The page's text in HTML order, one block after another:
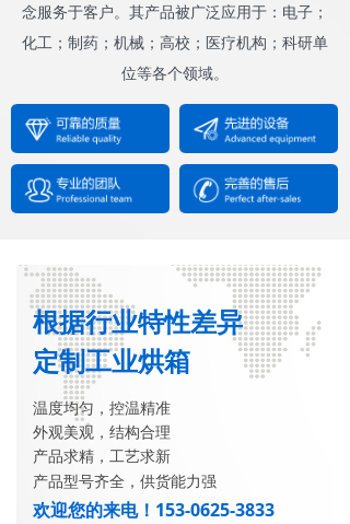
根据行业特性差异
定制工业烘箱
温度均匀，控温精准
外观美观，结构合理
产品求精，工艺求新
产品型号齐全，供货能力强
欢迎您的来电！153-0625-3833
念服务于客户。其产品被广泛应用于：电子；
化工；制药；机械；高校；医疗机构；科研单
位等各个领域。